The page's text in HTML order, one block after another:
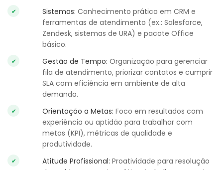
Sistemas: Conhecimento prático em CRM e
ferramentas de atendimento (ex.: Salesforce,
Zendesk, sistemas de URA) e pacote Office
básico.
Gestão de Tempo: Organização para gerenciar
fila de atendimento, priorizar contatos e cumprir
SLA com eficiência em ambiente de alta
demanda.
Orientação a Metas: Foco em resultados com
experiência ou aptidão para trabalhar com
metas (KPI), métricas de qualidade e
produtividade.
Atitude Profissional: Proatividade para resolução